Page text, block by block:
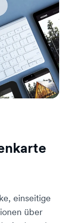
einseitige
über